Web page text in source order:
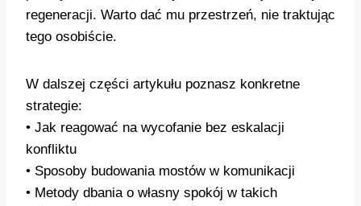
regeneracji. Warto dać mu przestrzeń, nie traktując
tego osobiście.
W dalszej części artykułu poznasz konkretne
strategie:
• Jak reagować na wycofanie bez eskalacji
konfliktu
• Sposoby budowania mostów w komunikacji
• Metody dbania o własny spokój w takich